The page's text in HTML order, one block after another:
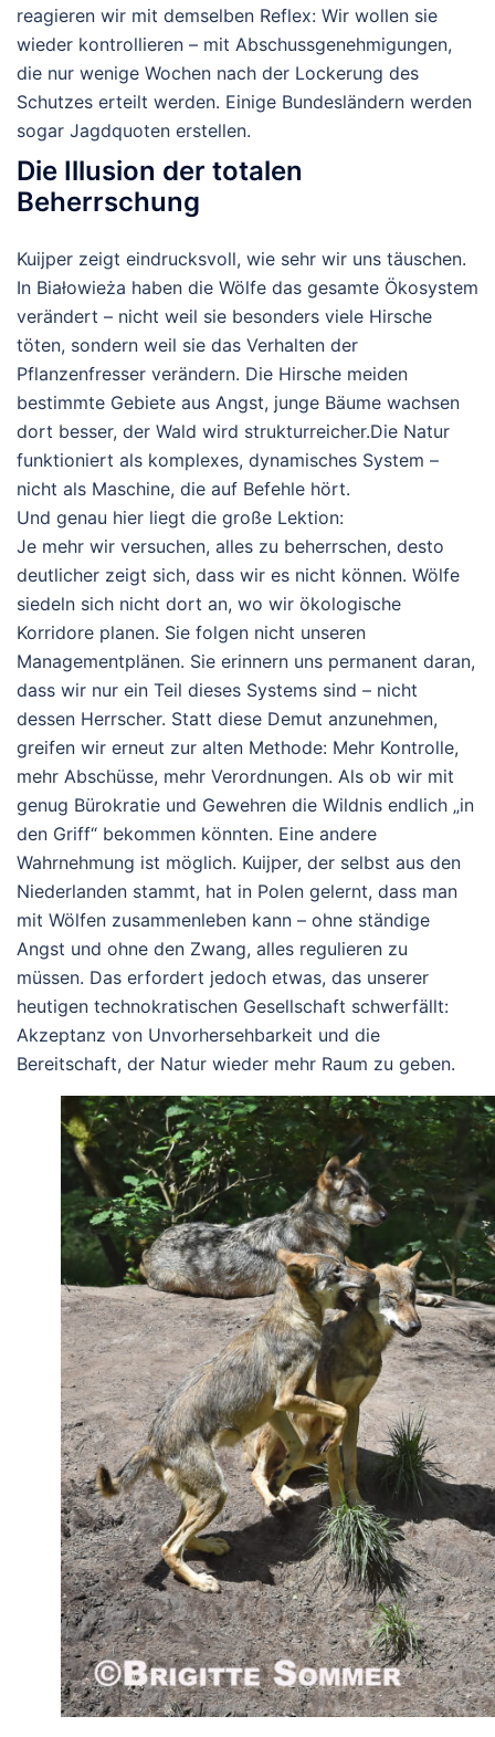
reagieren wir mit demselben Reflex: Wir wollen sie
wieder kontrollieren – mit Abschussgenehmigungen,
die nur wenige Wochen nach der Lockerung des
Schutzes erteilt werden. Einige Bundesländern werden
sogar Jagdquoten erstellen.
Die Illusion der totalen
Beherrschung
Kuijper zeigt eindrucksvoll, wie sehr wir uns täuschen.
In Białowieża haben die Wölfe das gesamte Ökosystem
verändert – nicht weil sie besonders viele Hirsche
töten, sondern weil sie das Verhalten der
Pflanzenfresser verändern. Die Hirsche meiden
bestimmte Gebiete aus Angst, junge Bäume wachsen
dort besser, der Wald wird strukturreicher.Die Natur
funktioniert als komplexes, dynamisches System –
nicht als Maschine, die auf Befehle hört.
Und genau hier liegt die große Lektion:
Je mehr wir versuchen, alles zu beherrschen, desto
deutlicher zeigt sich, dass wir es nicht können. Wölfe
siedeln sich nicht dort an, wo wir ökologische
Korridore planen. Sie folgen nicht unseren
Managementplänen. Sie erinnern uns permanent daran,
dass wir nur ein Teil dieses Systems sind – nicht
dessen Herrscher. Statt diese Demut anzunehmen,
greifen wir erneut zur alten Methode: Mehr Kontrolle,
mehr Abschüsse, mehr Verordnungen. Als ob wir mit
genug Bürokratie und Gewehren die Wildnis endlich „in
den Griff“ bekommen könnten. Eine andere
Wahrnehmung ist möglich. Kuijper, der selbst aus den
Niederlanden stammt, hat in Polen gelernt, dass man
mit Wölfen zusammenleben kann – ohne ständige
Angst und ohne den Zwang, alles regulieren zu
müssen. Das erfordert jedoch etwas, das unserer
heutigen technokratischen Gesellschaft schwerfällt:
Akzeptanz von Unvorhersehbarkeit und die
Bereitschaft, der Natur wieder mehr Raum zu geben.